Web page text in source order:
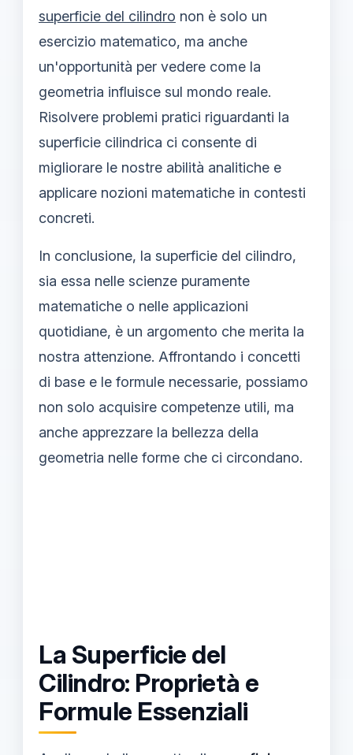
superficie del cilindro non è solo un
esercizio matematico, ma anche
un'opportunità per vedere come la
geometria influisce sul mondo reale.
Risolvere problemi pratici riguardanti la
superficie cilindrica ci consente di
migliorare le nostre abilità analitiche e
applicare nozioni matematiche in contesti
concreti.
In conclusione, la superficie del cilindro,
sia essa nelle scienze puramente
matematiche o nelle applicazioni
quotidiane, è un argomento che merita la
nostra attenzione. Affrontando i concetti
di base e le formule necessarie, possiamo
non solo acquisire competenze utili, ma
anche apprezzare la bellezza della
geometria nelle forme che ci circondano.
La Superficie del
Cilindro: Proprietà e
Formule Essenziali